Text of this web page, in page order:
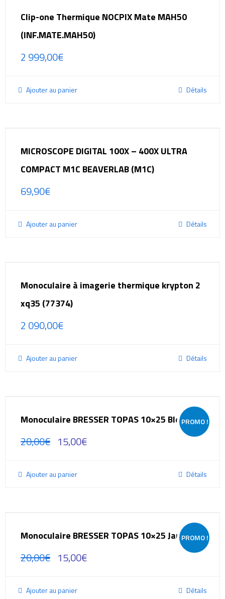
Clip-one Thermique NOCPIX Mate MAH50
(INF.MATE.MAH50)
2 999,00€
Ajouter au panier Détails
MICROSCOPE DIGITAL 100X – 400X ULTRA
COMPACT M1C BEAVERLAB (M1C)
69,90€
Ajouter au panier Détails
Monoculaire à imagerie thermique krypton 2
xq35 (77374)
2 090,00€
Ajouter au panier Détails
PROMO !
Monoculaire BRESSER TOPAS 10×25 Bleu
20,00€ 15,00€
Ajouter au panier Détails
PROMO !
Monoculaire BRESSER TOPAS 10×25 Jaune
20,00€ 15,00€
Ajouter au panier Détails